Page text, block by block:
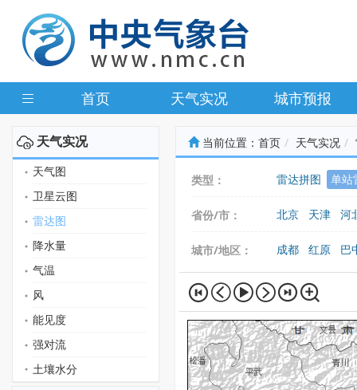
首页 天气实况 城市预报
天气实况
天气图
卫星云图
雷达图
降水量
气温
风
能见度
强对流
土壤水分
当前位置： 首页 天气实况
类型： 雷达拼图 单站
省份/市： 北京 天津
河
城市/地区：
成都 红原 巴